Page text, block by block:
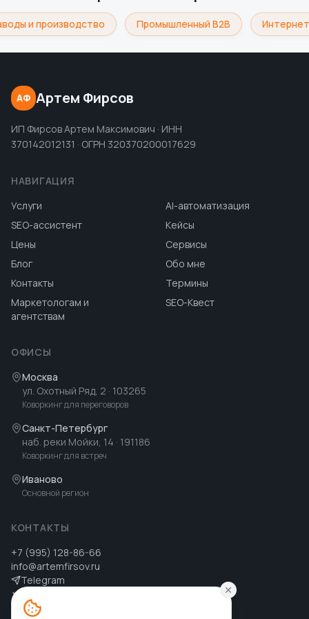
и производство Промышленный B2B
АФ Артем Фирсов
ИП Фирсов Артем Максимович · ИНН
370142012131 · ОГРН 320370200017629
НАВИГАЦИЯ
Услуги
AI-автоматизация
SEO-ассистент
Кейсы
Цены
Сервисы
Блог
Обо мне
Контакты
Термины
Маркетологам и
агентствам
SEO-Квест
ОФИСЫ
Москва
ул. Охотный Ряд, 2 · 103265
Коворкинг для переговоров
Санкт-Петербург
наб. реки Мойки, 14 · 191186
Коворкинг для встреч
Иваново
Основной регион
КОНТАКТЫ
+7 (995) 128-86-66
info@artemfirsov.ru
Telegram
MAX MAX